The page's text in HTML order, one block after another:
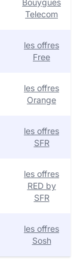
Bouygues
Telecom
les offres
Free
les offres
Orange
les offres
SFR
les offres
RED by
SFR
les offres
Sosh